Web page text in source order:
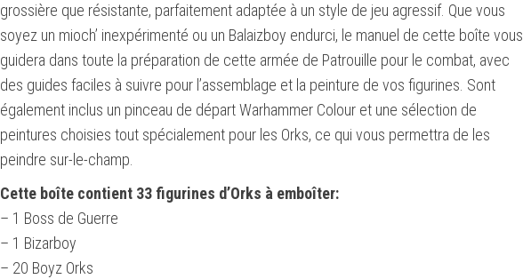
grossière que résistante, parfaitement adaptée à un style de jeu agressif. Que vous
soyez un mioch’ inexpérimenté ou un Balaizboy endurci, le manuel de cette boîte vous
guidera dans toute la préparation de cette armée de Patrouille pour le combat, avec
des guides faciles à suivre pour l’assemblage et la peinture de vos figurines. Sont
également inclus un pinceau de départ Warhammer Colour et une sélection de
peintures choisies tout spécialement pour les Orks, ce qui vous permettra de les
peindre sur-le-champ.
Cette boîte contient 33 figurines d’Orks à emboîter:
– 1 Boss de Guerre
– 1 Bizarboy
– 20 Boyz Orks